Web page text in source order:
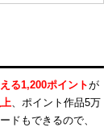
る1,200ポイントが
、ポイント作品5万
ドもできるので、